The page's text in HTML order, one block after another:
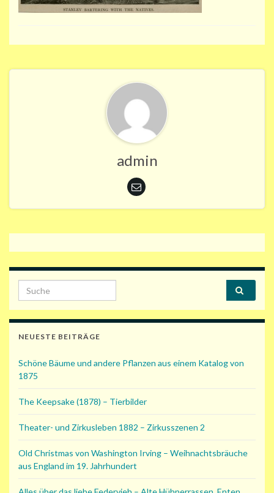
admin
Search for:
NEUESTE BEITRÄGE
Schöne Bäume und andere Pflanzen aus einem Katalog von
1875
The Keepsake (1878) – Tierbilder
Theater- und Zirkusleben 1882 – Zirkusszenen 2
Old Christmas von Washington Irving – Weihnachtsbräuche
aus England im 19. Jahrhundert